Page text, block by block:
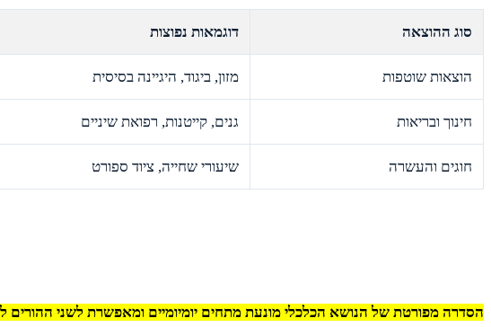
סוג ההוצאה דוגמאות נפוצות
הוצאות שוטפות מזון, ביגוד, היגיינה בסיסית
חינוך ובריאות גנים, קייטנות, רפואת שיניים
חוגים והעשרה שיעורי שחייה, ציוד ספורט
הסדרה מפורטת של הנושא הכלכלי מונעת מתחים יומיומיים ומאפשרת לשני ההורים